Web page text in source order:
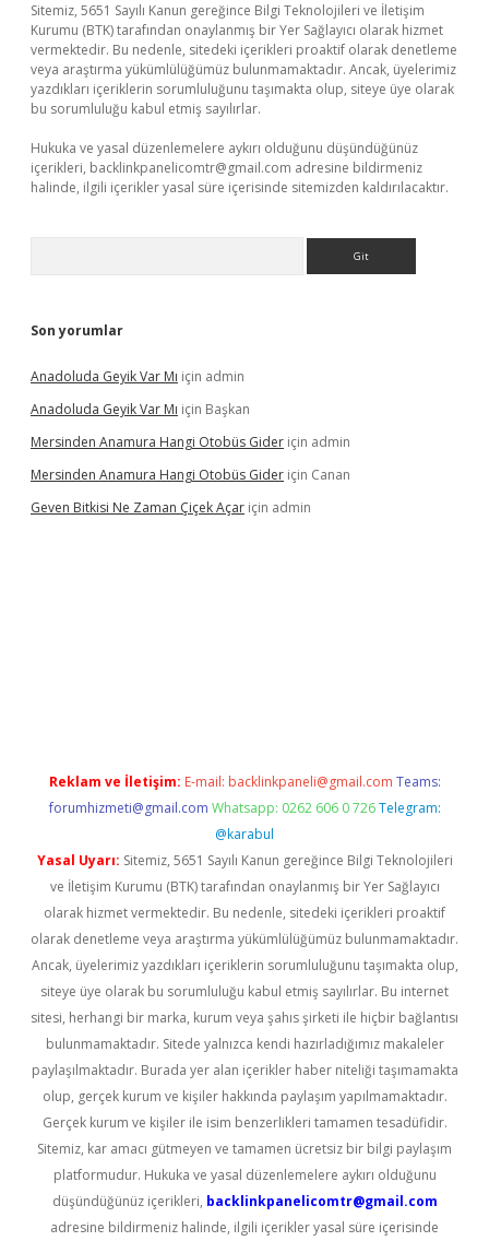
Sitemiz, 5651 Sayılı Kanun gereğince Bilgi Teknolojileri ve İletişim
Kurumu (BTK) tarafından onaylanmış bir Yer Sağlayıcı olarak hizmet
vermektedir. Bu nedenle, sitedeki içerikleri proaktif olarak denetleme
veya araştırma yükümlülüğümüz bulunmamaktadır. Ancak, üyelerimiz
yazdıkları içeriklerin sorumluluğunu taşımakta olup, siteye üye olarak
bu sorumluluğu kabul etmiş sayılırlar.
Hukuka ve yasal düzenlemelere aykırı olduğunu düşündüğünüz
içerikleri, backlinkpanelicomtr@gmail.com adresine bildirmeniz
halinde, ilgili içerikler yasal süre içerisinde sitemizden kaldırılacaktır.
Son yorumlar
Anadoluda Geyik Var Mı için admin
Anadoluda Geyik Var Mı için Başkan
Mersinden Anamura Hangi Otobüs Gider için admin
Mersinden Anamura Hangi Otobüs Gider için Canan
Geven Bitkisi Ne Zaman Çiçek Açar için admin
Reklam ve İletişim: E-mail: backlinkpaneli@gmail.com Teams:
forumhizmeti@gmail.com Whatsapp: 0262 606 0 726 Telegram:
@karabul
Yasal Uyarı: Sitemiz, 5651 Sayılı Kanun gereğince Bilgi Teknolojileri
ve İletişim Kurumu (BTK) tarafından onaylanmış bir Yer Sağlayıcı
olarak hizmet vermektedir. Bu nedenle, sitedeki içerikleri proaktif
olarak denetleme veya araştırma yükümlülüğümüz bulunmamaktadır.
Ancak, üyelerimiz yazdıkları içeriklerin sorumluluğunu taşımakta olup,
siteye üye olarak bu sorumluluğu kabul etmiş sayılırlar. Bu internet
sitesi, herhangi bir marka, kurum veya şahıs şirketi ile hiçbir bağlantısı
bulunmamaktadır. Sitede yalnızca kendi hazırladığımız makaleler
paylaşılmaktadır. Burada yer alan içerikler haber niteliği taşımamakta
olup, gerçek kurum ve kişiler hakkında paylaşım yapılmamaktadır.
Gerçek kurum ve kişiler ile isim benzerlikleri tamamen tesadüfidir.
Sitemiz, kar amacı gütmeyen ve tamamen ücretsiz bir bilgi paylaşım
platformudur. Hukuka ve yasal düzenlemelere aykırı olduğunu
düşündüğünüz içerikleri, backlinkpanelicomtr@gmail.com
adresine bildirmeniz halinde, ilgili içerikler yasal süre içerisinde